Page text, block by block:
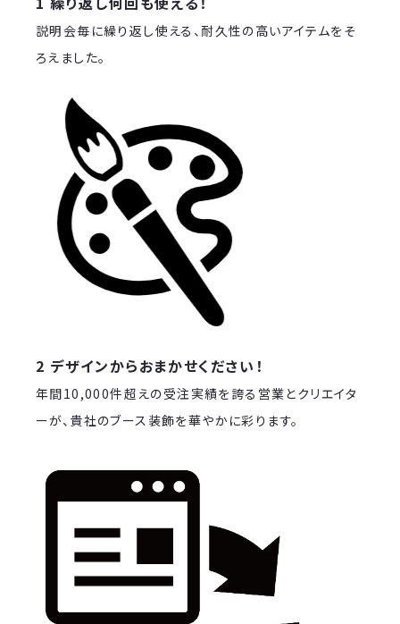
説明会毎に繰り返し使える、耐久性の高いアイテムをそ
ろえました。
2 デザインからおまかせください！
年間10,000件超えの受注実績を誇る営業とクリエイタ
ーが、貴社のブース装飾を華やかに彩ります。